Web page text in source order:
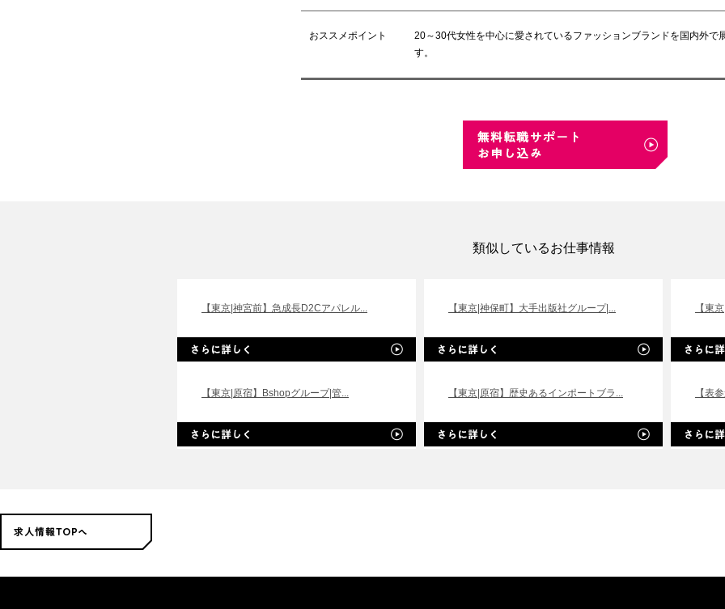
おススメポイント
20～30代女性を中心に愛されているファッションブランドを国内外で
す。
類似しているお仕事情報
【東京|神宮前】急成長D2Cアパレル... 【東京|神保町】大手出版社グループ|... 【東
【東京|原宿】Bshopグループ|管... 【東京|原宿】歴史あるインポートブラ... 【表